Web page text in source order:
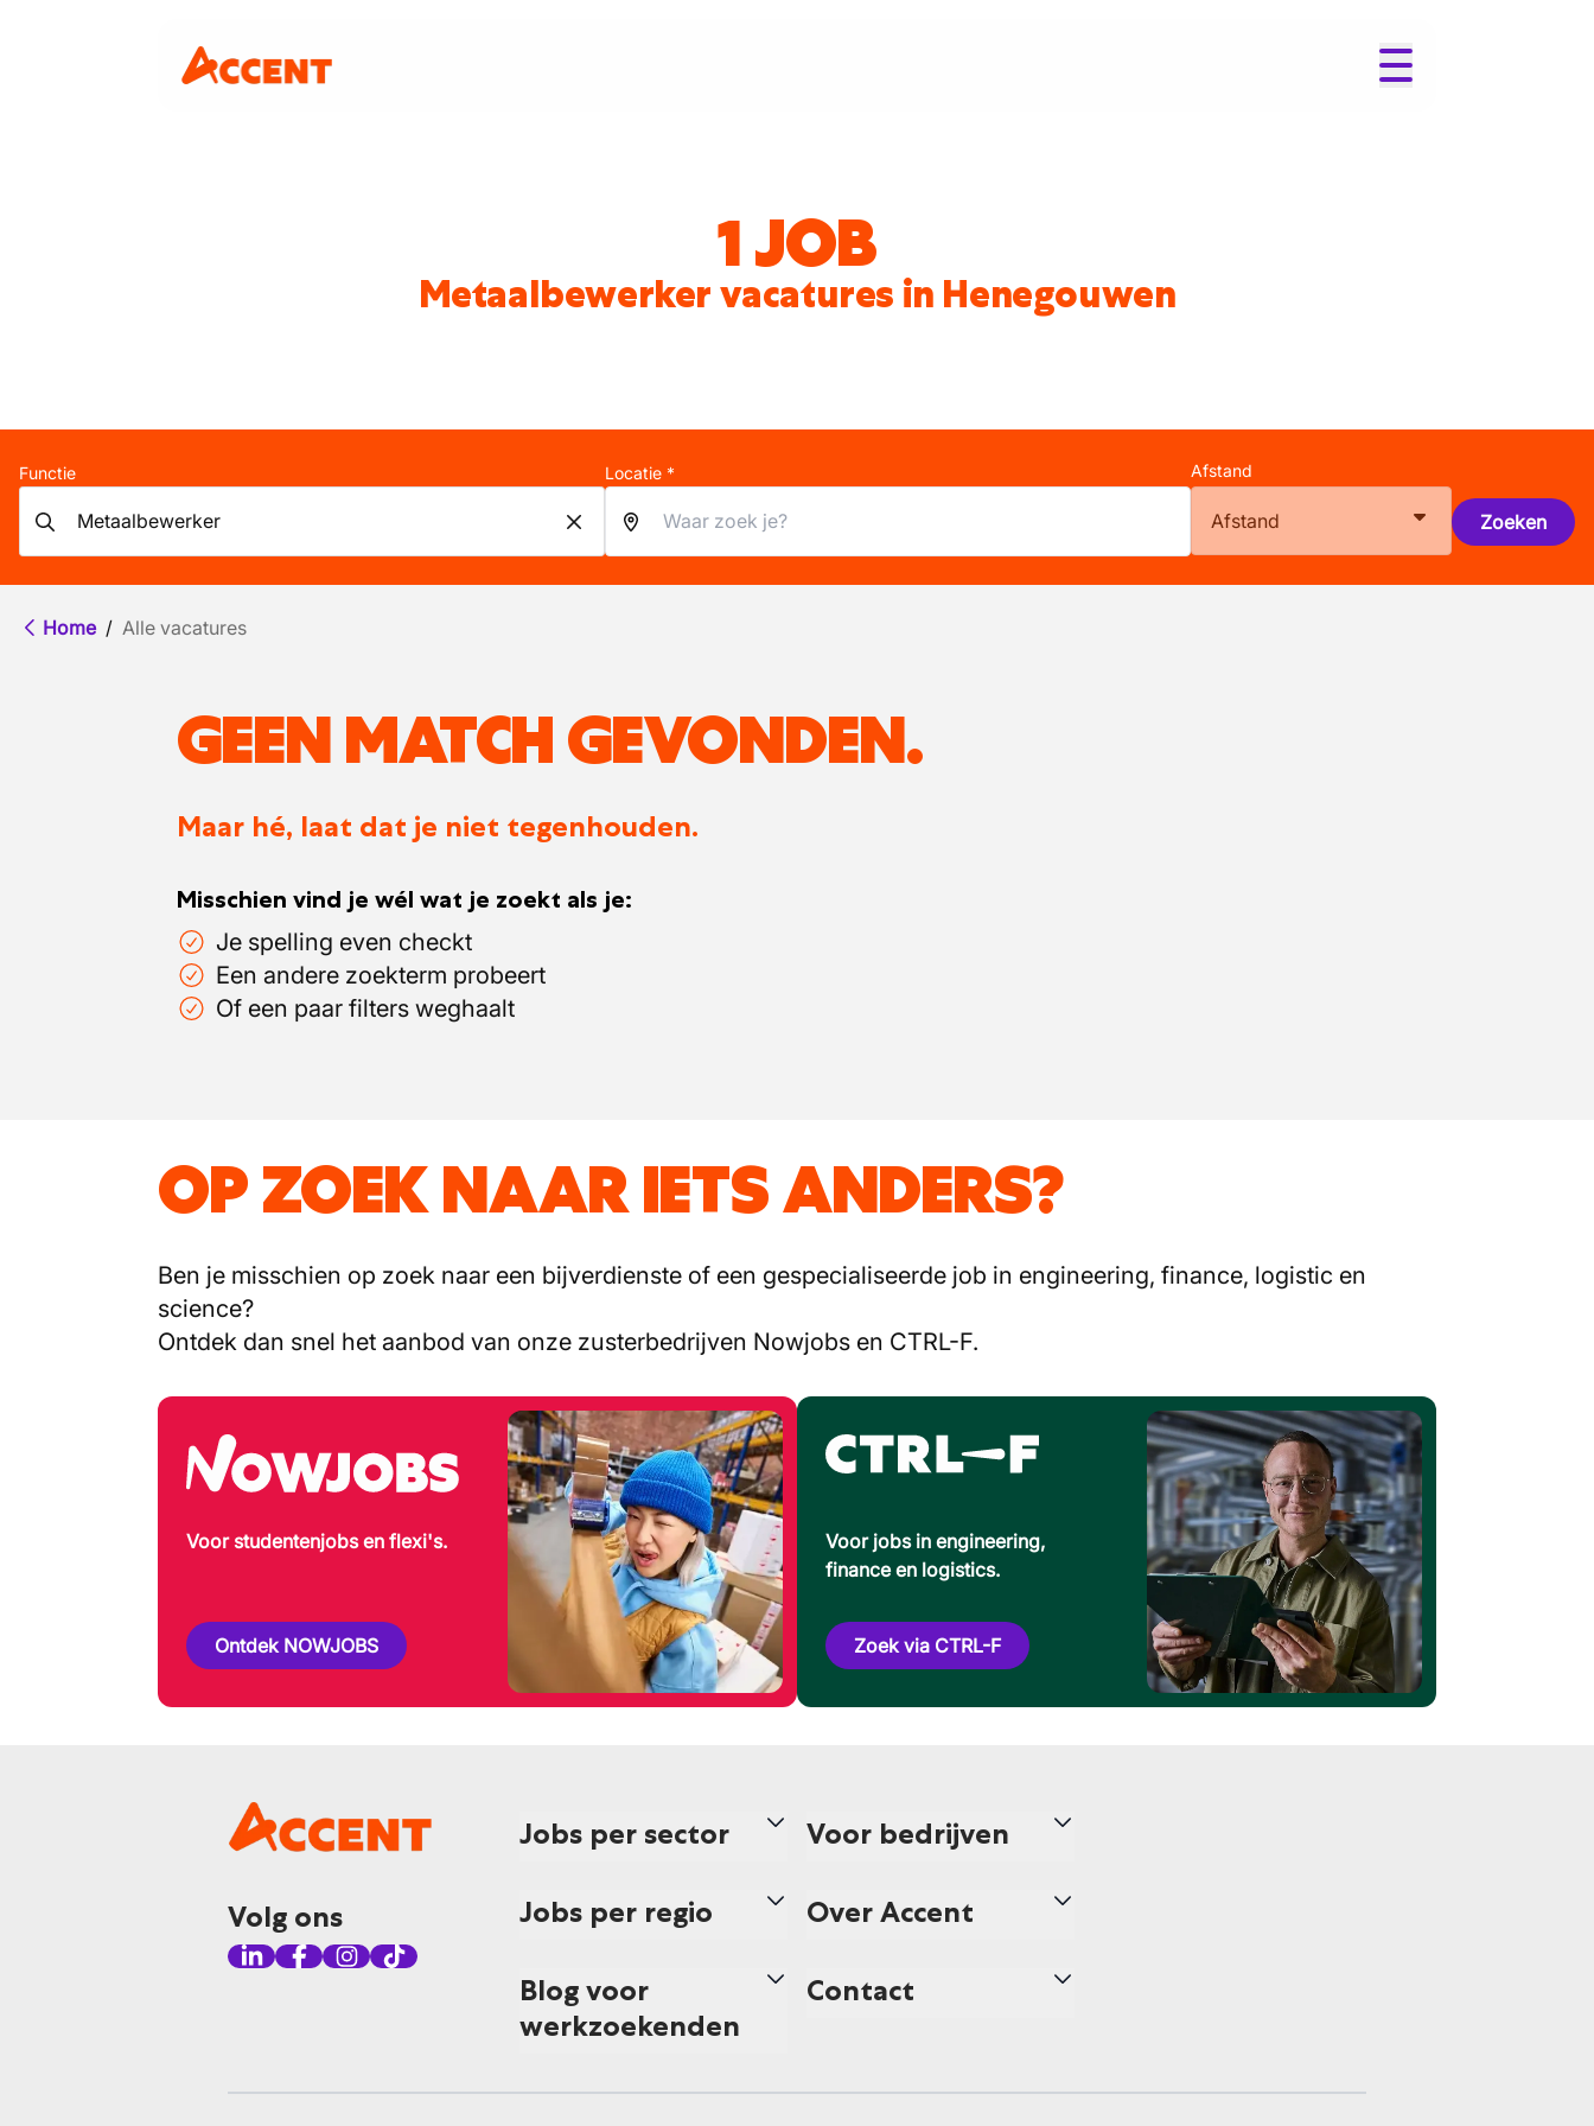
1 JOB
Metaalbewerker vacatures in Henegouwen
Functie Locatie * Afstand
Afstand Zoeken
Home / Alle vacatures
GEEN MATCH GEVONDEN.
Maar hé, laat dat je niet tegenhouden.
Misschien vind je wél wat je zoekt als je:
Je spelling even checkt
Een andere zoekterm probeert
Of een paar filters weghaalt
OP ZOEK NAAR IETS ANDERS?
Ben je misschien op zoek naar een bijverdienste of een gespecialiseerde job in engineering, finance, logistic en
science?
Ontdek dan snel het aanbod van onze zusterbedrijven Nowjobs en CTRL-F.
Voor studentenjobs en flexi's.
Ontdek NOWJOBS
Voor jobs in engineering,
finance en logistics.
Zoek via CTRL-F
Volg ons
Jobs per sector
Jobs per regio
Blog voor
werkzoekenden
Voor bedrijven
Over Accent
Contact